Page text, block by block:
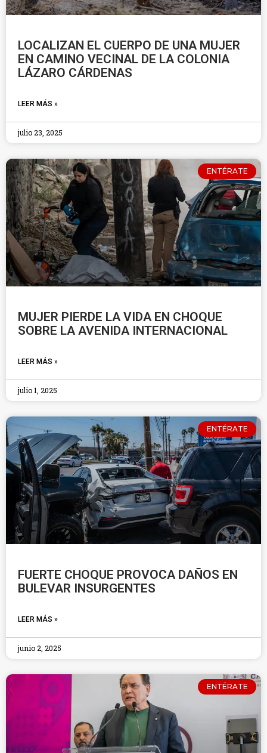
LOCALIZAN EL CUERPO DE UNA MUJER
EN CAMINO VECINAL DE LA COLONIA
LÁZARO CÁRDENAS
LEER MÁS »
julio 23, 2025
ENTÉRATE
MUJER PIERDE LA VIDA EN CHOQUE
SOBRE LA AVENIDA INTERNACIONAL
LEER MÁS »
julio 1, 2025
ENTÉRATE
FUERTE CHOQUE PROVOCA DAÑOS EN
BULEVAR INSURGENTES
LEER MÁS »
junio 2, 2025
ENTÉRATE